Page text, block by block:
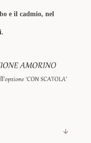
e il cadmio, nel